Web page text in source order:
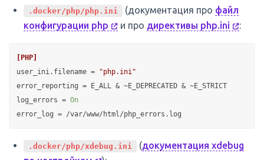
.docker/php/php.ini (документация про файл
конфигурации php
и про директивы php.ini :
[PHP]
user_ini.filename =
"php.ini"
error_reporting
log_errors = On
error_log
.docker/php/xdebug.ini (документация xdebug